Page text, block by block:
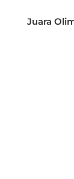
Juara